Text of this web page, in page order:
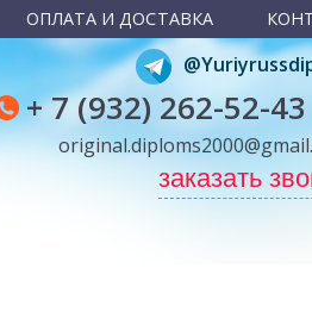
ОПЛАТА И ДОСТАВКА
+ 7 (932) 262-52-43
заказать